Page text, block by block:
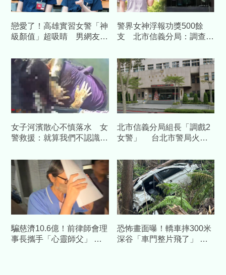
戀愛了！高雄實習女警「神
級顏值」超吸睛 男網友：
警界女神浮報功獎500餘
支 北市信義分局：調查後
女子河濱散心不慎落水 女
警救援：就算我們不認識
北市信義分局組長「調戲2
女警」 台北市警局火速
騙慈濟10.6億！前律師會理
事長攜手「心靈師父」 天
恐怖畫面曝！轎車摔300米
深谷「車門整片飛了」 割